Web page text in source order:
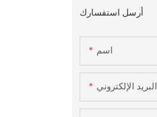
أرسل استفسارك
اسم
البريد الإلكتروني